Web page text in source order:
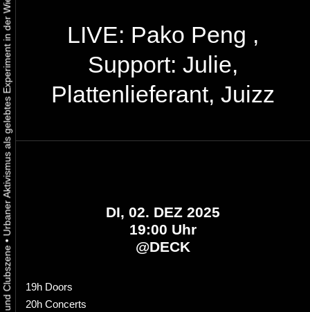
•
LIVE: Pako Peng ,
Support: Julie,
Plattenlieferant, Juizz
DI, 02. DEZ 2025
19:00 Uhr
@DECK
19h Doors
20h Concerts